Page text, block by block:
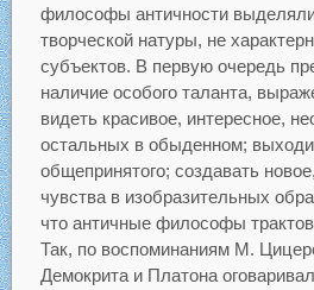
философы античности
творческой натуры, не
субъектов. В первую очередь
наличие особого таланта,
видеть красивое, интересное,
остальных в обыденном;
общепринятого; создавать
чувства в изобразительных
что античные философы
Так, по воспоминаниям М.
Демокрита и Платона